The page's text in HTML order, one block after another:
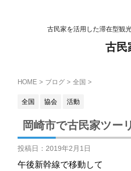
古民家を活用した滞在型観
古民
HOME > ブログ > 全国 >
全国 協会 活動
岡崎市で古民家ツー
投稿日： 2019年2月1日
午後新幹線で移動して